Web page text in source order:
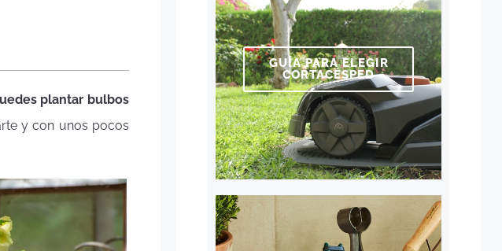
plantar bulbos
y con unos pocos
GUÍA PARA ELEGIR
CORTACÉSPED